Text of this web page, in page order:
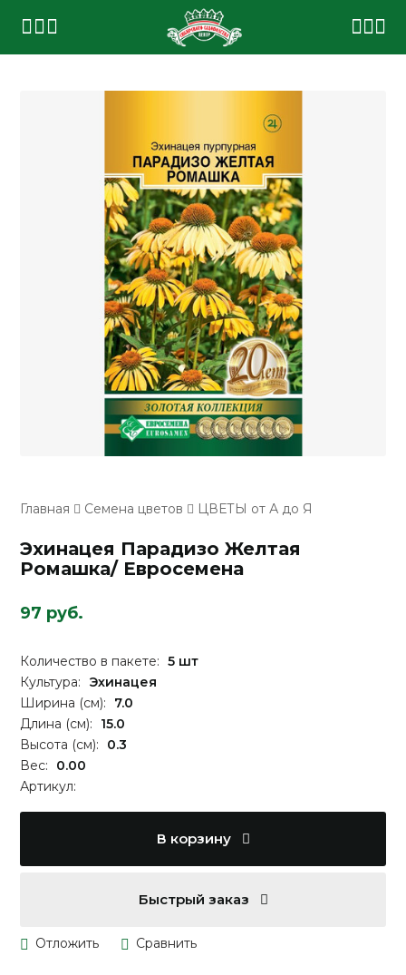
Главная Семена цветов ЦВЕТЫ от А до Я
Эхинацея Парадизо Желтая
Ромашка/ Евросемена
97 руб.
Количество в пакете: 5 шт
Культура:
Эхинацея
Ширина (см):
7.0
Длина (см):
15.0
Высота (см):
0.3
Вес:
0.00
Артикул:
В корзину
Быстрый заказ